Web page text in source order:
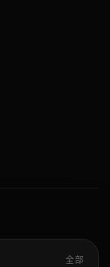
全部